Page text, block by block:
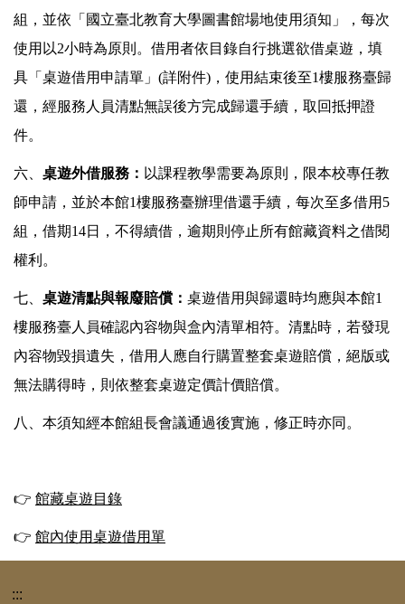
組，並依「國立臺北教育大學圖書館場地使用須知」，每次
使用以2小時為原則。借用者依目錄自行挑選欲借桌遊，填
具「桌遊借用申請單」(詳附件)，使用結束後至1樓服務臺歸
還，經服務人員清點無誤後方完成歸還手續，取回抵押證
件。
六、 桌遊外借服務： 以課程教學需要為原則，限本校專任教
師申請，並於本館1樓服務臺辦理借還手續，每次至多借用5
組，借期14日，不得續借，逾期則停止所有館藏資料之借閱
權利。
七、 桌遊清點與報廢賠償： 桌遊借用與歸還時均應與本館1
樓服務臺人員確認內容物與盒內清單相符。清點時，若發現
內容物毀損遺失，借用人應自行購置整套桌遊賠償，絕版或
無法購得時，則依整套桌遊定價計價賠償。
八、本須知經本館組長會議通過後實施，修正時亦同。
👉 館藏桌遊目錄
👉 館內使用桌遊借用單
:::